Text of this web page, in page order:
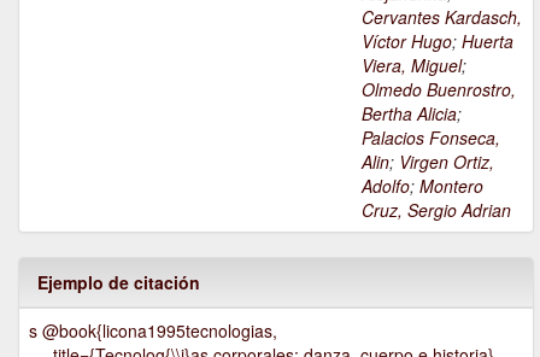
Cervantes Kardasch,
Víctor Hugo; Huerta
Viera, Miguel;
Olmedo Buenrostro,
Bertha Alicia;
Palacios Fonseca,
Alin; Virgen Ortiz,
Adolfo; Montero
Cruz, Sergio Adrian
Ejemplo de citación
s @book{licona1995tecnologias,